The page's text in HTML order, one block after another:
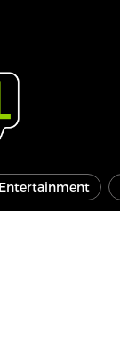
Entertainment